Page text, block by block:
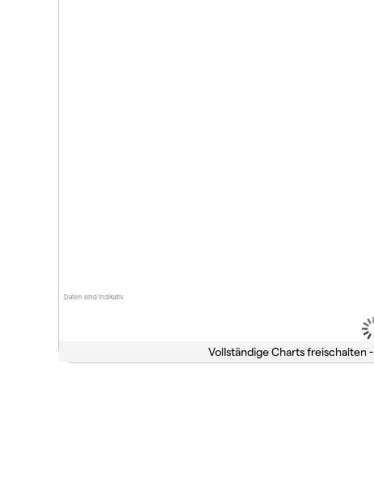
Daten sind indikativ
Vollständige Charts freischalten -